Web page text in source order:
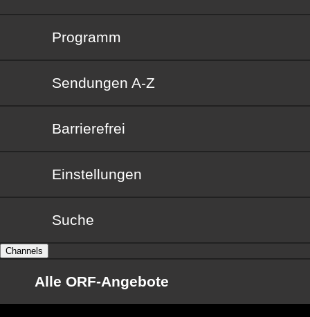
Programm
Sendungen von A bis Z
Sendungen A-Z
Barrierefrei
Barrierefrei
Einstellungen
Suche
Channels
Alle ORF-Angebote